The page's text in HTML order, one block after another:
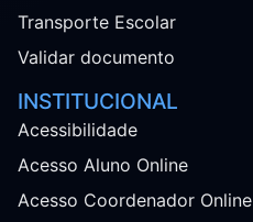
Transporte Escolar
Validar documento
INSTITUCIONAL
Acessibilidade
Acesso Aluno Online
Acesso Coordenador Online